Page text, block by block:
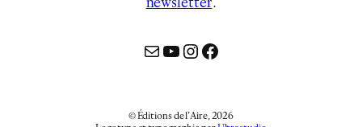
newsletter…
MailYouTube
Instagram
Facebook
© Éditions de l’Aire, 2026